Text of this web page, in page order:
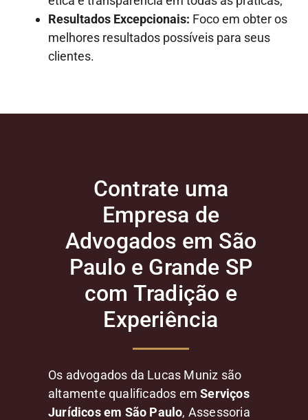
Resultados Excepcionais: Foco em obter os
melhores resultados possíveis para seus
clientes.
Contrate uma
Empresa de
Advogados em São
Paulo e Grande SP
com Tradição e
Experiência
Os advogados da Lucas Muniz são
altamente qualificados emServiços
Jurídicos em São Paulo, Assessoria